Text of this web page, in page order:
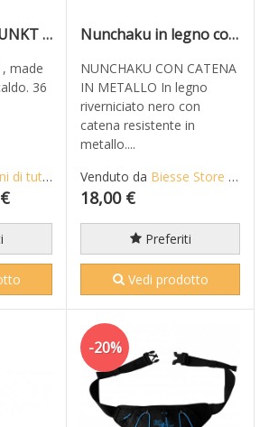
THERMO ROTPUNKT 0.75
made
36
di Forchini Alberto
Nunchaku in legno con catena Wushu Kung-Fu Karate Arti marziali Kobudo Armi
NUNCHAKU CON CATENA
IN METALLO In legno
riverniciato nero con
catena resistente in
metallo....
Venduto da Biesse Store Snc - Combat Legacy
18,00 €
Preferiti
Vedi prodotto
-20%